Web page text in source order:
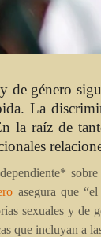
género
La
la raíz de
asegura que
sexuales y de
que incluyan a